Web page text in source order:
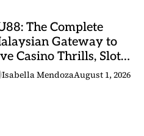
The Complete
Gateway to
Casino Thrills, Slot
and Sports
Isabella MendozaAugust 1, 2026